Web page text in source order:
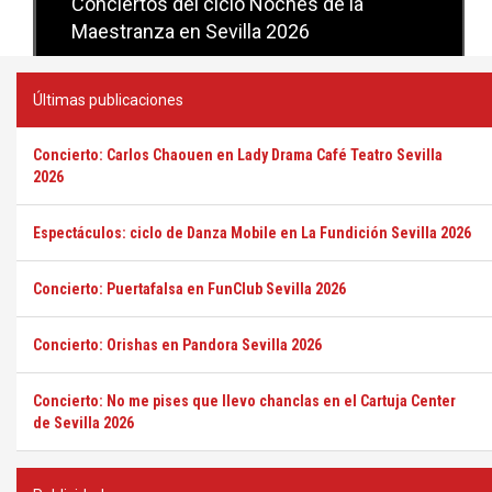
Sevilla
Últimas publicaciones
Concierto: Carlos Chaouen en Lady Drama Café Teatro Sevilla
2026
Espectáculos: ciclo de Danza Mobile en La Fundición Sevilla 2026
Concierto: Puertafalsa en FunClub Sevilla 2026
Concierto: Orishas en Pandora Sevilla 2026
Concierto: No me pises que llevo chanclas en el Cartuja Center
de Sevilla 2026